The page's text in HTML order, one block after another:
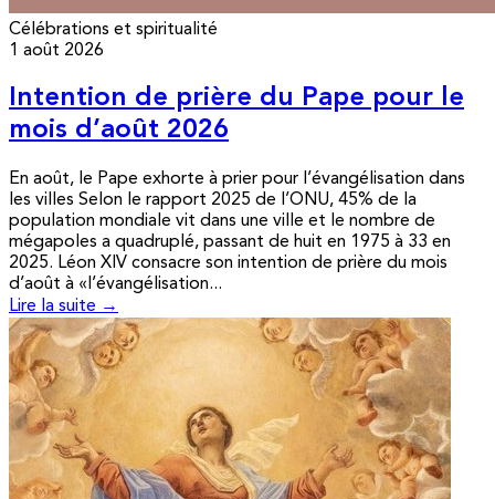
Célébrations et spiritualité
1 août 2026
Intention de prière du Pape pour le
mois d’août 2026
En août, le Pape exhorte à prier pour l’évangélisation dans
les villes Selon le rapport 2025 de l’ONU, 45% de la
population mondiale vit dans une ville et le nombre de
mégapoles a quadruplé, passant de huit en 1975 à 33 en
2025. Léon XIV consacre son intention de prière du mois
d’août à «l’évangélisation...
Lire la suite →